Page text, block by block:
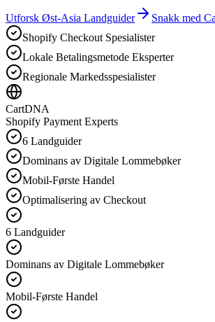
Utforsk Øst-Asia Landguider
Snakk med
Shopify Checkout Spesialister
Lokale Betalingsmetode Eksperter
Regionale Markedsspesialister
CartDNA
Shopify Payment Experts
6 Landguider
Dominans av Digitale Lommebøker
Mobil-Første Handel
Optimalisering av Checkout
6 Landguider
Dominans av Digitale Lommebøker
Mobil-Første Handel